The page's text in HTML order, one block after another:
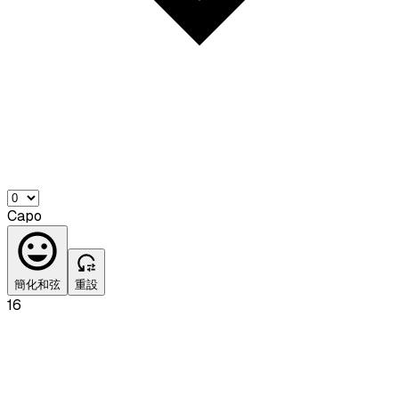
Capo
簡化和弦 重設
16